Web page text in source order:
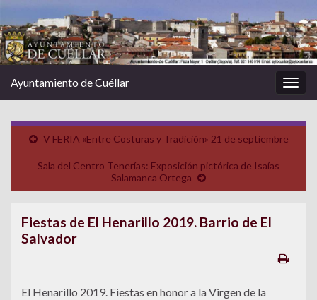
la
Ayuntamiento de Cuéllar
V FERIA «Entre Costuras y Tradición» 21 de septiembre
Sala del Centro Tenerías: Exposición pictórica de Isaías
Salamanca Ortega
Fiestas de El Henarillo 2019. Barrio de El
Salvador
El Henarillo 2019. Fiestas en honor a la Virgen de la